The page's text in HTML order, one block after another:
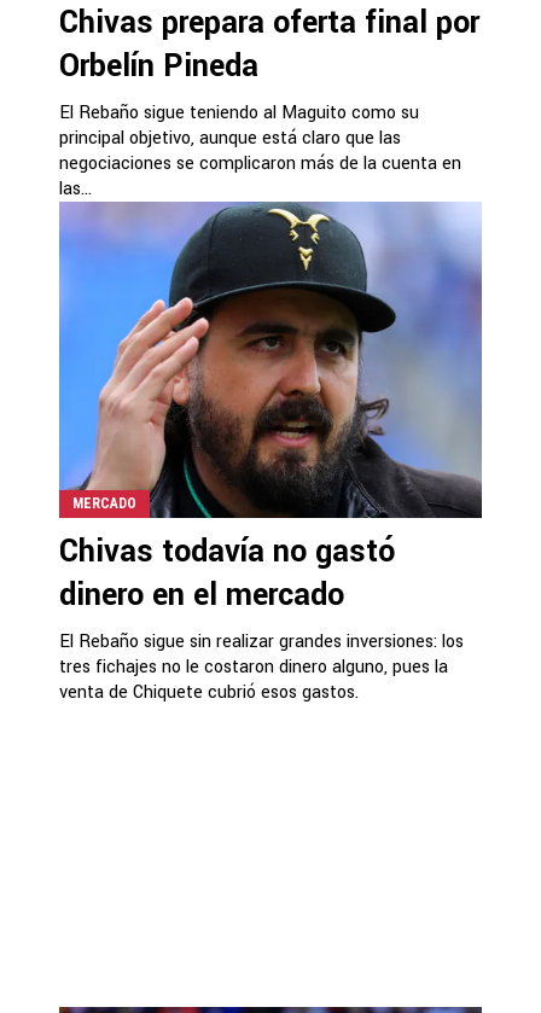
Chivas prepara oferta final por
Orbelín Pineda
El Rebaño sigue teniendo al Maguito como su
principal objetivo, aunque está claro que las
negociaciones se complicaron más de la cuenta en
las...
MERCADO
Chivas todavía no gastó
dinero en el mercado
El Rebaño sigue sin realizar grandes inversiones: los
tres fichajes no le costaron dinero alguno, pues la
venta de Chiquete cubrió esos gastos.